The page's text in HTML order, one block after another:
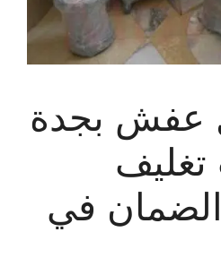
عفش بجدة
الضمان في